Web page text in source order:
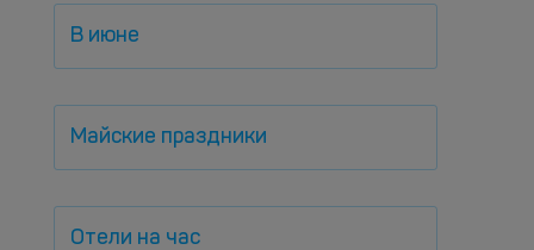
В июне
Майские праздники
Отели на час